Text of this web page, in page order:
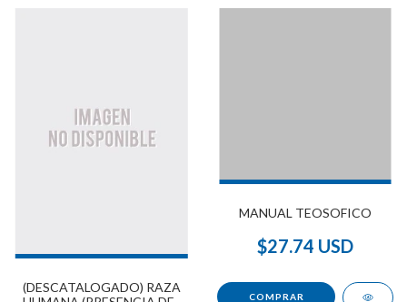
(DESCATALOGADO) RAZA
MANUAL TEOSOFICO
$27.74 USD